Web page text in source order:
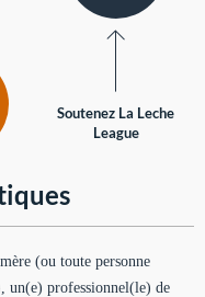
Soutenez La Leche
League
(ou toute personne
un(e) professionnel(le) de